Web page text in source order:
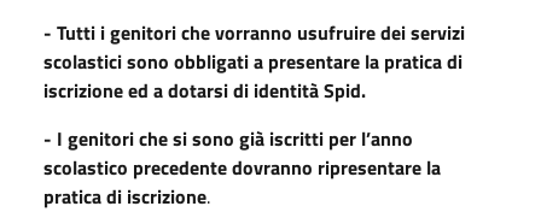
- Tutti i genitori che vorranno usufruire dei servizi
scolastici sono obbligati a presentare la pratica di
iscrizione ed a dotarsi di identità Spid.
- I genitori che si sono già iscritti per l’anno
scolastico precedentedovranno ripresentare la
pratica di iscrizione.